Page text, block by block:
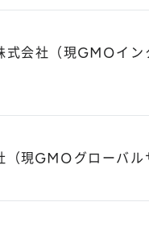
式会社（現GMOイ
（現GMOグローバ